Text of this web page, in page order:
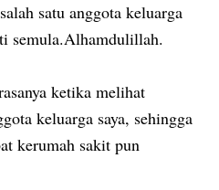
satu anggota keluarga
semula.Alhamdulillah.
ketika melihat
keluarga saya, sehingga
kerumah sakit pun